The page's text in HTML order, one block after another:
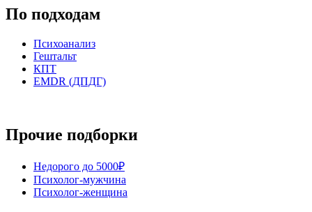
По подходам
Психоанализ
Гештальт
КПТ
EMDR (ДПДГ)
Прочие подборки
Недорого до 5000₽
Психолог-мужчина
Психолог-женщина